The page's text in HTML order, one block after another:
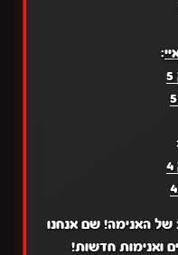
:
של האנימה! שם אנחנו
ואנימות חדשות!